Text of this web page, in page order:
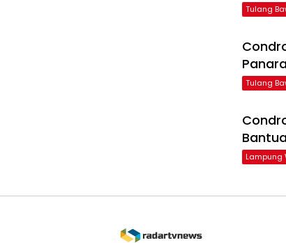
Tulang
Tulang
Lampung